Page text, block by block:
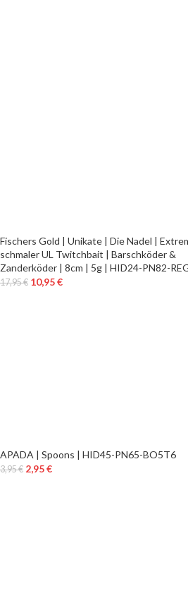
Fischers Gold | Unikate | Die Nadel |
schmaler UL Twitchbait | Barschköder &
Zanderköder | 8cm | 5g | HID24-PN82-
17,95€ 10,95€
APADA | Spoons | HID45-PN65-BO5T6
3,95€ 2,95€